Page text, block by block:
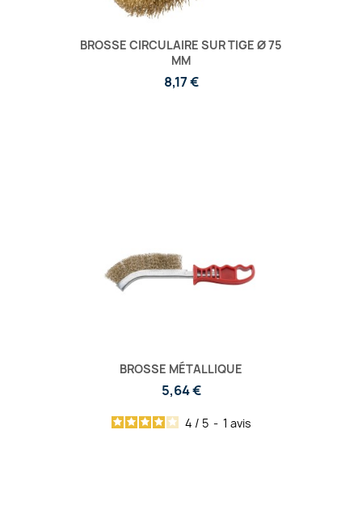
BROSSE CIRCULAIRE SUR TIGE Ø 75
MM
8,17 €
BROSSE MÉTALLIQUE
5,64 €
4 / 5 - 1 avis